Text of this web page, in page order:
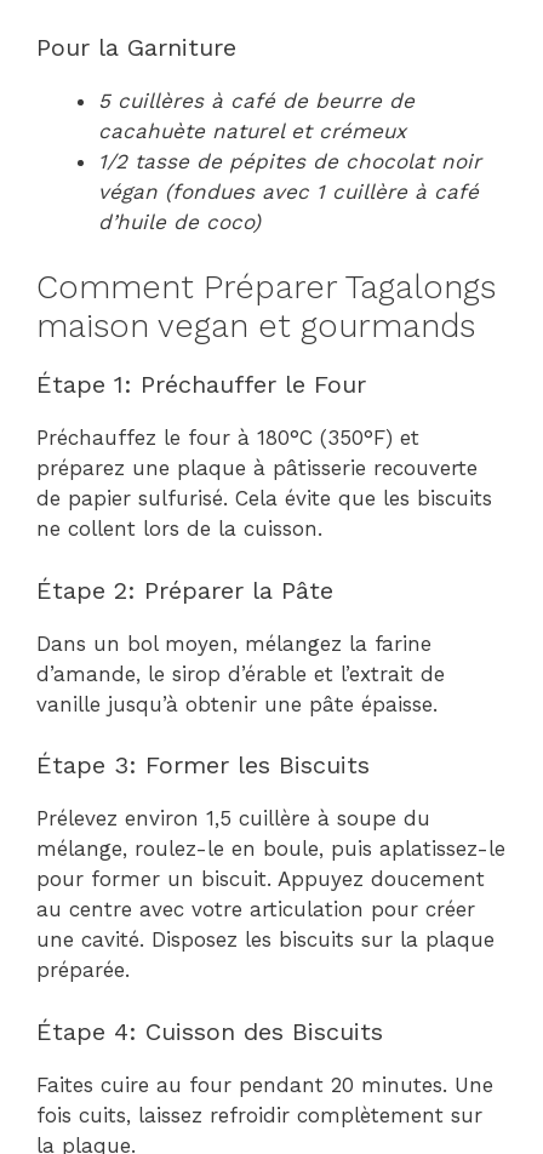
Pour la Garniture
5 cuillères à café de beurre de
cacahuète naturel et crémeux
1/2 tasse de pépites de chocolat noir
végan (fondues avec 1 cuillère à café
d’huile de coco)
Comment Préparer Tagalongs
maison vegan et gourmands
Étape 1: Préchauffer le Four
Préchauffez le four à 180°C (350°F) et
préparez une plaque à pâtisserie recouverte
de papier sulfurisé. Cela évite que les biscuits
ne collent lors de la cuisson.
Étape 2: Préparer la Pâte
Dans un bol moyen, mélangez la farine
d’amande, le sirop d’érable et l’extrait de
vanille jusqu’à obtenir une pâte épaisse.
Étape 3: Former les Biscuits
Prélevez environ 1,5 cuillère à soupe du
mélange, roulez-le en boule, puis aplatissez-le
pour former un biscuit. Appuyez doucement
au centre avec votre articulation pour créer
une cavité. Disposez les biscuits sur la plaque
préparée.
Étape 4: Cuisson des Biscuits
Faites cuire au four pendant 20 minutes. Une
fois cuits, laissez refroidir complètement sur
la plaque.